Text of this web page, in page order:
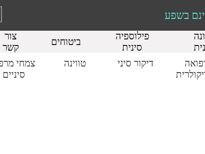
פילוספיה
סינית
ביטוחים
צור
קשר
דיקור סיני טווינה
צמחי
סיניים